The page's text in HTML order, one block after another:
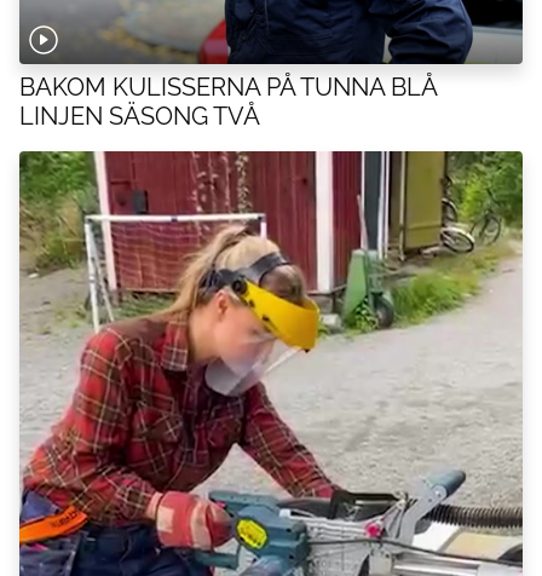
BAKOM KULISSERNA PÅ TUNNA BLÅ
LINJEN SÄSONG TVÅ